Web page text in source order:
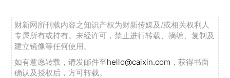
财新网所刊载内容之知识产权为财新传媒及/或相关权利人
专属所有或持有。未经许可，禁止进行转载、摘编、复制及
建立镜像等任何使用。
如有意愿转载，请发邮件至hello@caixin.com ，获得书面
确认及授权后，方可转载。